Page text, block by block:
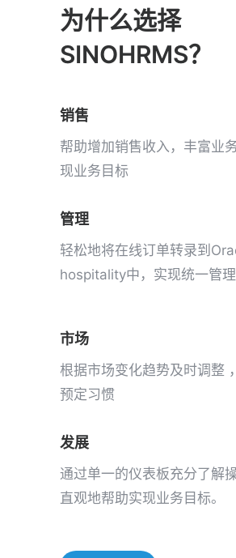
为什么选择
SINOHRMS？
销售
帮助增加销售收入，丰富业
现业务目标
管理
轻松地将在线订单转录到
hospitality中，实现统一管理
市场
根据市场变化趋势及时调整
预定习惯
发展
通过单一的仪表板充分了解
直观地帮助实现业务目标。